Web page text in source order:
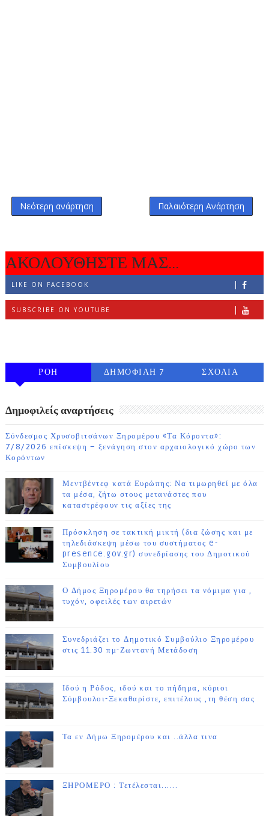
Νεότερη ανάρτηση Παλαιότερη Ανάρτηση
ΑΚΟΛΟΥΘΗΣΤΕ ΜΑΣ...
LIKE ON FACEBOOK
SUBSCRIBE ON YOUTUBE
ΡΟΗ
ΔΗΜΟΦΙΛΗ 7
ΣΧΟΛΙΑ
Δημοφιλείς αναρτήσεις
Σύνδεσμος Χρυσοβιτσάνων Ξηρομέρου «Τα Κόροντα»:
7/8/2026 επίσκεψη – ξενάγηση στον αρχαιολογικό χώρο των
Κορόντων
Μεντβέντεφ κατά Ευρώπης: Να τιμωρηθεί με όλα
τα μέσα, ζήτω στους μετανάστες που
καταστρέφουν τις αξίες της
Πρόσκληση σε τακτική μικτή (δια ζώσης και με
τηλεδιάσκεψη μέσω του συστήματος e-
presence.gov.gr) συνεδρίασης του Δημοτικού
Συμβουλίου
Ο Δήμος Ξηρομέρου θα τηρήσει τα νόμιμα για ,
τυχόν, οφειλές των αιρετών
Συνεδριάζει το Δημοτικό Συμβούλιο Ξηρομέρου
στις 11.30 πμ-Ζωντανή Μετάδοση
Ιδού η Ρόδος, ιδού και το πήδημα, κύριοι
Σύμβουλοι-Ξεκαθαρίστε, επιτέλους ,τη θέση σας
Τα εν Δήμω Ξηρομέρου και ..άλλα τινα
ΞΗΡΟΜΕΡΟ : Τετέλεσται......